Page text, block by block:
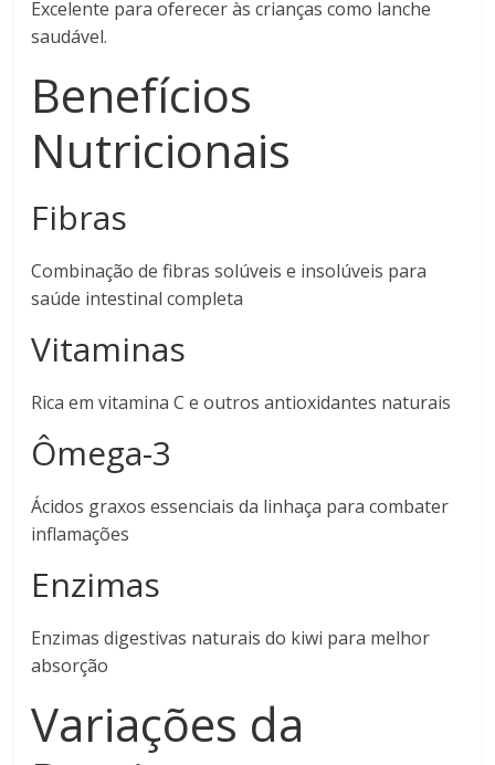
Excelente para oferecer às crianças como lanche
saudável.
Benefícios
Nutricionais
Fibras
Combinação de fibras solúveis e insolúveis para
saúde intestinal completa
Vitaminas
Rica em vitamina C e outros antioxidantes naturais
Ômega-3
Ácidos graxos essenciais da linhaça para combater
inflamações
Enzimas
Enzimas digestivas naturais do kiwi para melhor
absorção
Variações da